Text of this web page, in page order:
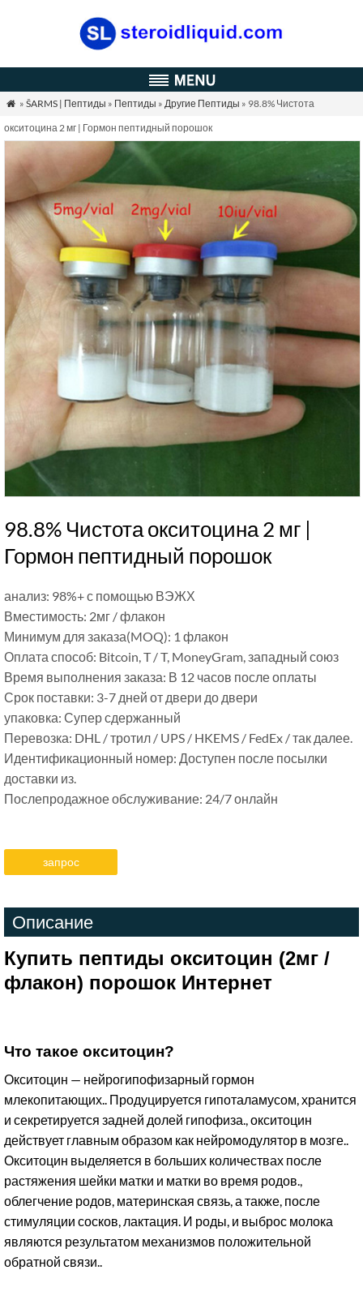
 » ŠARMS | Пептиды » Пептиды » Другие Пептиды » 98.8% Чистота
окситоцина 2 мг | Гормон пептидный порошок
98.8% Чистота окситоцина 2 мг |
Гормон пептидный порошок
анализ: 98%+ с помощью ВЭЖХ
Вместимость: 2мг / флакон
Минимум для заказа(MOQ): 1 флакон
Оплата способ: Bitcoin, T / T, MoneyGram, западный союз
Время выполнения заказа: В 12 часов после оплаты
Срок поставки: 3-7 дней от двери до двери
упаковка: Супер сдержанный
Перевозка: DHL / тротил / UPS / HKEMS / FedEx / так далее.
Идентификационный номер: Доступен после посылки
доставки из.
Послепродажное обслуживание: 24/7 онлайн
запрос
Описание
Купить пептиды окситоцин (2мг /
флакон) порошок Интернет
Что такое окситоцин?
Окситоцин — нейрогипофизарный гормон
млекопитающих.. Продуцируется гипоталамусом, хранится
и секретируется задней долей гипофиза., окситоцин
действует главным образом как нейромодулятор в мозге..
Окситоцин выделяется в больших количествах после
растяжения шейки матки и матки во время родов.,
облегчение родов, материнская связь, а также, после
стимуляции сосков, лактация. И роды, и выброс молока
являются результатом механизмов положительной
обратной связи..